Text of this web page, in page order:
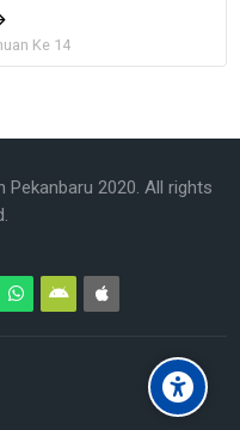
Ke 14
2020. All rights